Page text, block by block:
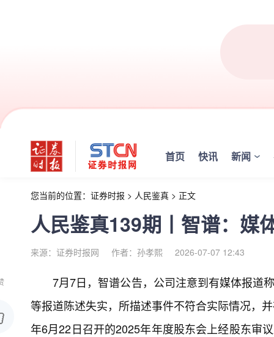
首页 快讯 新闻
您当前的位置： 证券时报 > 人民鉴真 > 正文
人民鉴真139期丨智谱：媒
来源：证券时报网 作者：孙孝熙 2026-07-07 12:43
7月7日，智谱公告，公司注意到有媒体报道
等报道陈述失实，所描述事件不符合实际情况，
年6月22日召开的2025年年度股东会上经股东审